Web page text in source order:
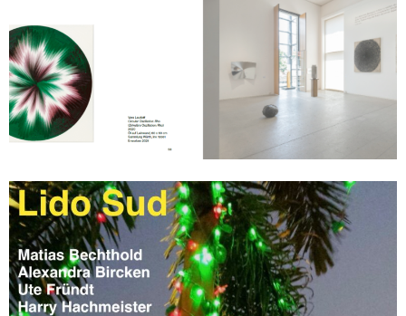
In der Ausstellung „Die dritte Dimension im Bild“ in der Kunsthalle
Würth ist auch ein Werk von Vera Leutloff zu sehen. Die Schau
verbindet Hologramme, Op Art und optische Illusionen und stellt
Fragen an Wahrnehmung, Raum und Bewegung. Ein schöner
Kontext für Leutloffs präzise, raumbezogene Malerei.
Read more| Visit Website
Lido Sud – group show
18 Apr. 2026 - 18 Apr. 2026
Lido Sud – Group Show
Anlässlich der diesjährigen Open Studios laden die beteiligten
Künstlerinnen und Künstler in ihre Ateliers in den Adria Studios
zur Group Show„Lido Sud“ein. Für diese Ausstellung konnten
zahlreiche Kolleginnen und Kollegen gewonnen werden, die
gemeinsam die Halle bespielen.